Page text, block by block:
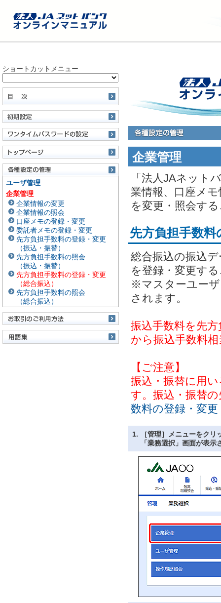
ショートカットメニュー
ユーザ管理
企業管理
企業情報の変更
企業情報の照会
口座メモの登録・変更
委託者メモの登録・変更
先方負担手数料の登録・変更
（振込・振替）
先方負担手数料の照会
（振込・振替）
先方負担手数料の登録・変更
（総合振込）
先方負担手数料の照会
（総合振込）
企業管理
「法人JAネット
業情報、口座メ
を変更・照会す
先方負担手数料
総合振込の振込
を登録・変更す
※マスターユー
されます。
振込手数料を先
から振込手数料
【ご注意】
振込・振替に用
す。振込・振替
数料の登録・変
1.
［管理］メニューをクリ
「業務選択」画面が表